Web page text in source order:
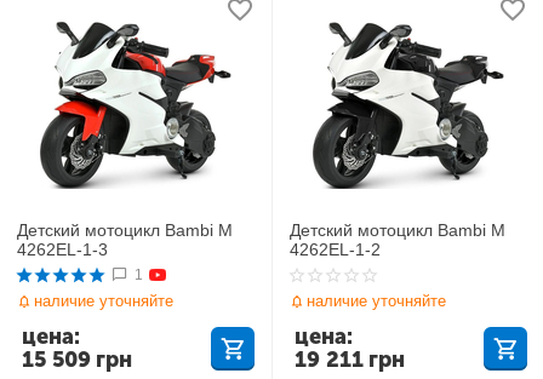
Детский мотоцикл Bambi M
4262EL-1-3
1
наличие уточняйте
15 509 грн
цена:
Детский мотоцикл Bambi M
4262EL-1-2
наличие уточняйте
19 211 грн
цена: